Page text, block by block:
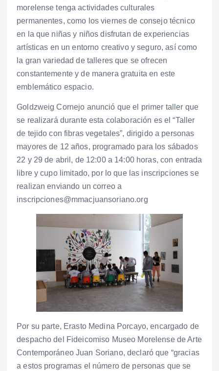
morelense tenga actividades culturales
permanentes, como los viernes de consejo técnico
en la que niñas y niños disfrutan de experiencias
artísticas en un entorno creativo y seguro, así como
la gran variedad de talleres que se ofrecen
constantemente y de manera gratuita en este
emblemático espacio.
Goldzweig Cornejo anunció que el primer taller que
se realizará durante esta colaboración es el “Taller
de tejido con fibras vegetales”, dirigido a personas
mayores de 12 años, programado para los sábados
22 y 29 de abril, de 12:00 a 14:00 horas, con entrada
libre y cupo limitado, por lo que las inscripciones se
realizan enviando un correo a
inscripciones@mmacjuansoriano.org
Por su parte, Erasto Medina Porcayo, encargado de
despacho del Fideicomiso Museo Morelense de Arte
Contemporáneo Juan Soriano, declaró que “gracias
a estos programas el número de personas que se